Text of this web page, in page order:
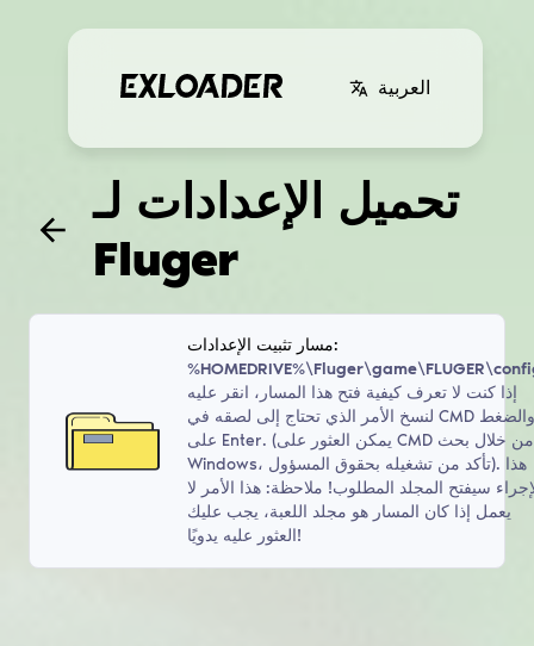
العربية
تحميل الإعدادات لـ
Fluger
مسار تثبيت الإعدادات:
إذا كنت لا تعرف كيفية فتح هذا المسار، انقر عليه
لنسخ الأمر الذي تحتاج إلى لصقه في CMD والضغط
على Enter. (يمكن العثور على CMD من خلال بحث
Windows، تأكد من تشغيله بحقوق المسؤول). هذا
سيفتح المجلد المطلوب! ملاحظة: هذا الأمر لا
يعمل إذا كان المسار هو مجلد اللعبة، يجب عليك
العثور عليه يدويًا!